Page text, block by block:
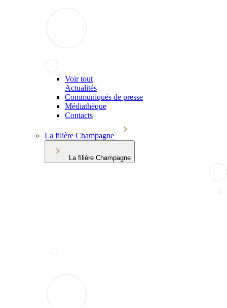
Voir tout
Actualités
Communiqués de presse
Médiathèque
Contacts
La filière Champagne
La filière Champagne